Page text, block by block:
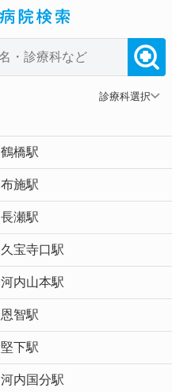
診療科選択
鶴橋駅
布施駅
長瀬駅
久宝寺口駅
河内山本駅
恩智駅
堅下駅
河内国分駅